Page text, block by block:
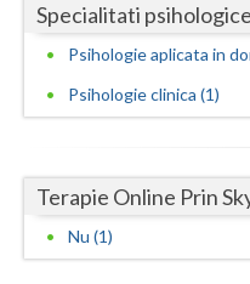
Olt
Prahova
Sibiu
Suceava
Specialitati
Psihologie aplicata in
Psihologie clinica (1)
Terapie Online Prin
Nu (1)